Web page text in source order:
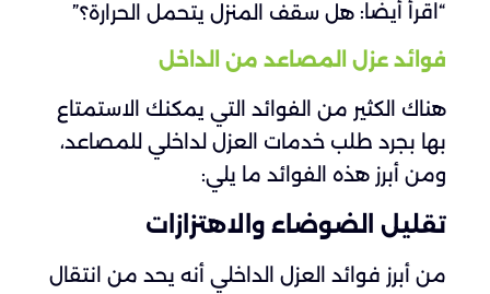
“اقرأ أيضًا: هل سقف المنزل يتحمل الحرارة؟”
فوائد عزل المصاعد من الداخل
هناك الكثير من الفوائد التي يمكنك الاستمتاع
بها بجرد طلب خدمات العزل لداخلي للمصاعد،
ومن أبرز هذه الفوائد ما يلي:
تقليل الضوضاء والاهتزازات
من أبرز فوائد العزل الداخلي أنه يحد من انتقال